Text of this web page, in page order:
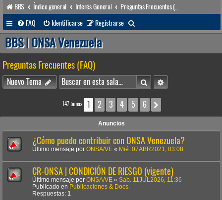
BBS Índice general Interés General
Preguntas Frecuentes (FAQ)
FAQ
Identificarse Registrarse
u
a
r
BBS | ONSA Venezuela
Preguntas Frecuentes (FAQ)
Nuevo Tema BuscarBúsqueda avanzada
147 temas 1 2 3 4 5 6
Anuncios
¿Cómo puedo contribuir con ONSA Venezuela?
Último mensaje por ONSA/VE « Mié. 07ABR2021, 03:08
CR-ONSA | CONDICIÓN DE RIESGO (vigente)
Último mensaje por ONSA/VE « Sab. 11JUL2026, 11:36
Publicado en Publicaciones & Docs.
Respuestas: 1